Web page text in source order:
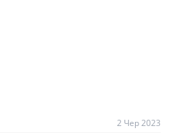
2 Чер 2023